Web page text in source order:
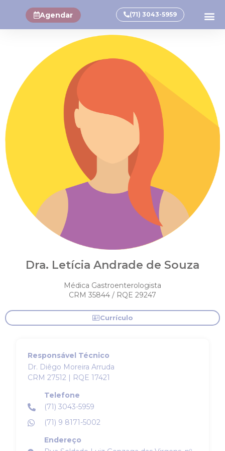
Agendar (71) 3043-5959
Dra. Letícia Andrade de Souza
Médica Gastroenterologista
CRM 35844 / RQE 29247
Currículo
Responsável Técnico
Dr. Diêgo Moreira Arruda
CRM 27512 | RQE 17421
Telefone
(71) 3043-5959
(71) 9 8171-5002
Endereço